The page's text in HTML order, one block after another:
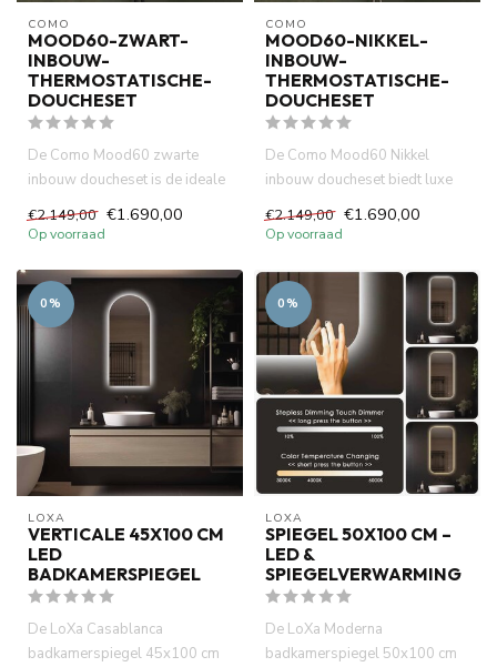
COMO
MOOD60-ZWART-
INBOUW-
THERMOSTATISCHE-
DOUCHESET
De Como Mood60 zwarte
inbouw doucheset is de ideale
keuze voor een luxe
badkamer...
€2.149,00 €1.690,00
Op voorraad
COMO
MOOD60-NIKKEL-
INBOUW-
THERMOSTATISCHE-
DOUCHESET
De Como Mood60 Nikkel
inbouw doucheset biedt luxe
uitstraling en optimaal
comfor...
€2.149,00 €1.690,00
Op voorraad
0%
LOXA
VERTICALE 45X100 CM
LED
BADKAMERSPIEGEL
De LoXa Casablanca
badkamerspiegel 45x100 cm
0%
LOXA
SPIEGEL 50X100 CM –
LED &
SPIEGELVERWARMING
De LoXa Moderna
badkamerspiegel 50x100 cm